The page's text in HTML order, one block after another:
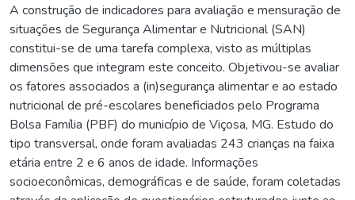
A construção de indicadores para avaliação e mensuração de
situações de Segurança Alimentar e Nutricional (SAN)
constitui-se de uma tarefa complexa, visto as múltiplas
dimensões que integram este conceito. Objetivou-se avaliar
os fatores associados a (in)segurança alimentar e ao estado
nutricional de pré-escolares beneficiados pelo Programa
Bolsa Família (PBF) do município de Viçosa, MG. Estudo do
tipo transversal, onde foram avaliadas 243 crianças na faixa
etária entre 2 e 6 anos de idade. Informações
socioeconômicas, demográficas e de saúde, foram coletadas